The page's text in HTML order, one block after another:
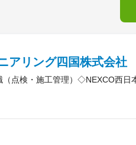
アリング四国株式会社
（点検・施工管理）◇NEXCO西日